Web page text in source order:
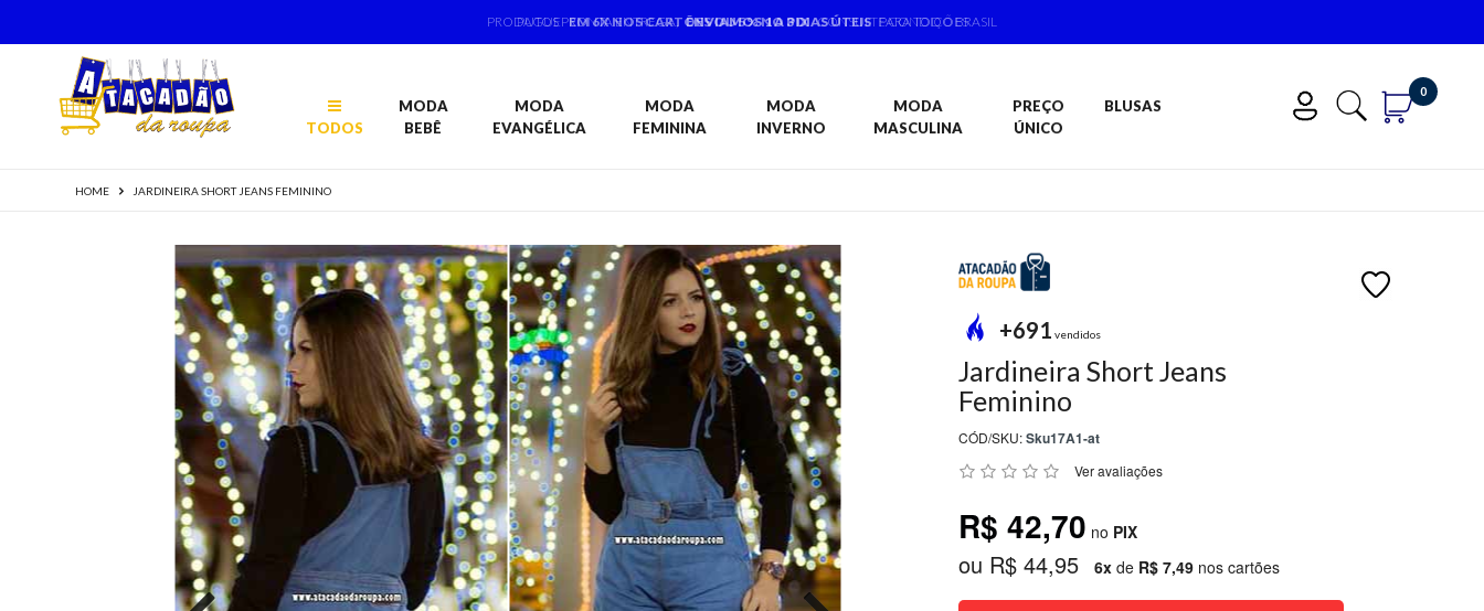
PAGUE EM 6X NOS CARTÕES OU 5% NO PIX CONSULTE CONDIÇÕES
TODOS
MODA
BEBÊ
MODA
EVANGÉLICA
MODA
FEMININA
MODA
INVERNO
MODA
MASCULINA
PREÇO
ÚNICO
BLUSAS
0
HOME JARDINEIRA SHORT JEANS FEMININO
+691 vendidos
Jardineira Short Jeans
Feminino
CÓD/SKU:Sku17A1-at
Ver avaliações
R$ 42,70 no PIX
ou R$ 44,95 6xde R$ 7,49nos cartões